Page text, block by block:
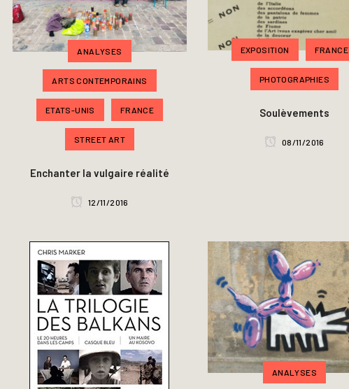
ANALYSES
ARTS CONTEMPORAINS
ETATS-UNIS FRANCE
STREET ART
Enchanter la vulgaire réalité
12/11/2016
EXPOSITION FRANCE
PHOTOGRAPHIES
Soulèvements
08/11/2016
ANALYSES